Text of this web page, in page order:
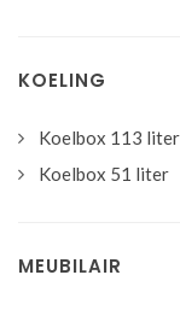
KOELING
Koelbox 113 liter
Koelbox 51 liter
MEUBILAIR